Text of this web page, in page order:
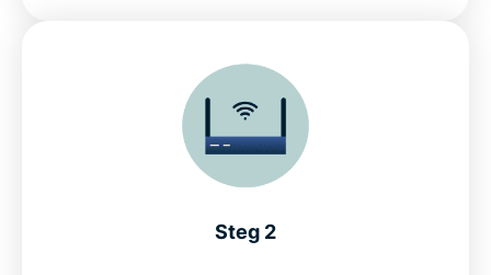
Steg 2